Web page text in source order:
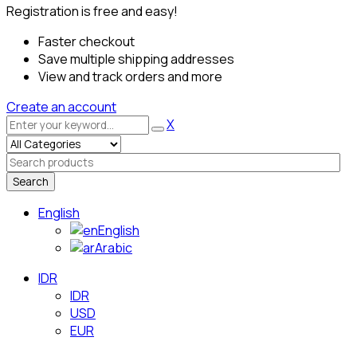
Registration is free and easy!
Faster checkout
Save multiple shipping addresses
View and track orders and more
Create an account
X
Search
English
English
Arabic
IDR
IDR
USD
EUR